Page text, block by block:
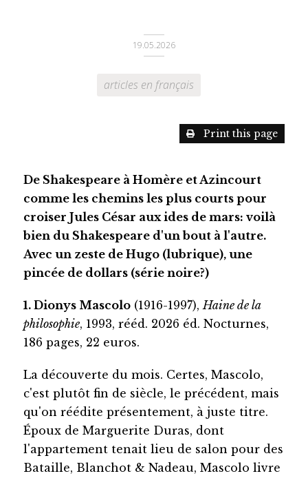
19.05.2026
articles en français
Print this page
De Shakespeare à Homère et Azincourt
comme les chemins les plus courts pour
croiser Jules César aux ides de mars: voilà
bien du Shakespeare d'un bout à l'autre.
Avec un zeste de Hugo (lubrique), une
pincée de dollars (série noire?)
1. Dionys Mascolo(1916-1997), Haine de la
philosophie, 1993, rééd. 2026 éd. Nocturnes,
186 pages, 22 euros.
La découverte du mois. Certes, Mascolo,
c'est plutôt fin de siècle, le précédent, mais
qu'on réédite présentement, à juste titre.
Époux de Marguerite Duras, dont
l'appartement tenait lieu de salon pour des
Bataille, Blanchot & Nadeau, Mascolo livre